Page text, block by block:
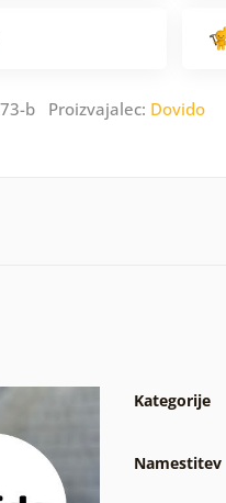
b Proizvajalec: Dovido
Kategorije
Namestitev